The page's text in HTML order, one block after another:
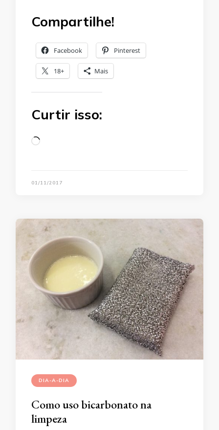
Compartilhe!
Facebook Pinterest
18+ Mais
Curtir isso:
Loading…
01/11/2017
DIA-A-DIA
Como uso bicarbonato na
limpeza